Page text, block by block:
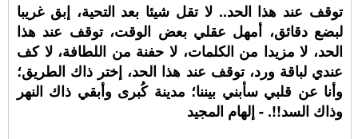
توقف عند هذا الحد.. لا تقل شيئا بعد التحية، إبق غريبا
لبضع دقائق، أمهل عقلي بعض الوقت، توقف عند هذا
الحد، لا مزيدا من الكلمات، لا حفنة من اللطافة، لا كف
عندي لباقة ورد، توقف عند هذا الحد، إختر ذاك الطريق؛
وأنا عن قلبي سأبني بيننا؛ مدينة كُبرى وأبقي ذاك النهر
وذاك السد!!. - إلهام المجيد